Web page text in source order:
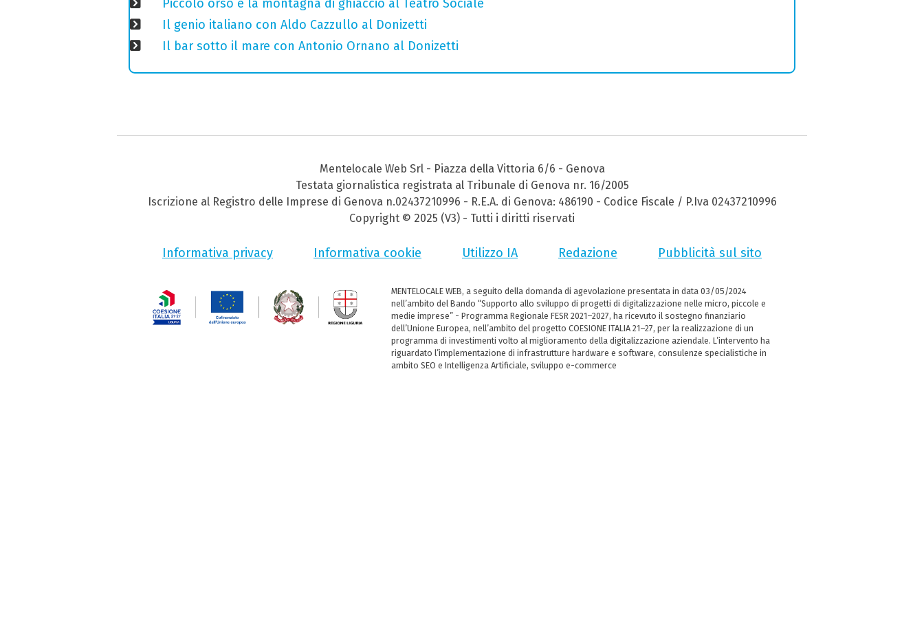
Piccolo orso e la montagna di ghiaccio al Teatro Sociale
Il genio italiano con Aldo Cazzullo al Donizetti
Il bar sotto il mare con Antonio Ornano al Donizetti
Mentelocale Web Srl - Piazza della Vittoria 6/6 - Genova
Testata giornalistica registrata al Tribunale di Genova nr. 16/2005
Iscrizione al Registro delle Imprese di Genova n.02437210996 - R.E.A. di Genova: 486190 - Codice Fiscale / P.Iva 02437210996
Copyright © 2025 (V3) - Tutti i diritti riservati
Informativa privacy Informativa cookie Utilizzo IA Redazione Pubblicità sul sito
MENTELOCALE WEB, a seguito della domanda di agevolazione presentata in data 03/05/2024
nell’ambito del Bando “Supporto allo sviluppo di progetti di digitalizzazione nelle micro, piccole e
medie imprese” - Programma Regionale FESR 2021–2027, ha ricevuto il sostegno finanziario
dell’Unione Europea, nell’ambito del progetto COESIONE ITALIA 21–27, per la realizzazione di un
programma di investimenti volto al miglioramento della digitalizzazione aziendale. L’intervento ha
riguardato l’implementazione di infrastrutture hardware e software, consulenze specialistiche in
ambito SEO e Intelligenza Artificiale, sviluppo e-commerce